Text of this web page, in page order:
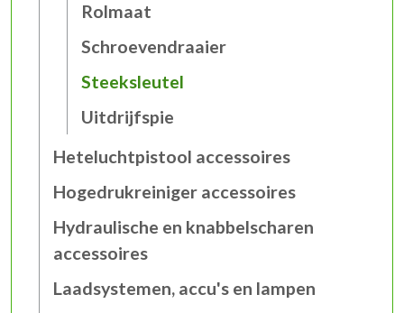
Rolmaat
Schroevendraaier
Steeksleutel
Uitdrijfspie
Heteluchtpistool accessoires
Hogedrukreiniger accessoires
Hydraulische en knabbelscharen
accessoires
Laadsystemen, accu's en lampen